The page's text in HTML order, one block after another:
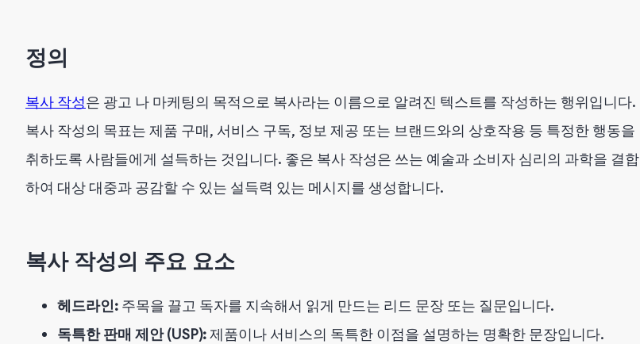
정의
복사 작성은 광고 나 마케팅의 목적으로 복사라는 이름으로 알려진 텍스트를 작성하는 행위입니다.
복사 작성의 목표는 제품 구매, 서비스 구독, 정보 제공 또는 브랜드와의 상호작용 등 특정한 행동을
취하도록 사람들에게 설득하는 것입니다. 좋은 복사 작성은 쓰는 예술과 소비자 심리의 과학을 결합
하여 대상 대중과 공감할 수 있는 설득력 있는 메시지를 생성합니다.
복사 작성의 주요 요소
헤드라인: 주목을 끌고 독자를 지속해서 읽게 만드는 리드 문장 또는 질문입니다.
독특한 판매 제안 (USP):제품이나 서비스의 독특한 이점을 설명하는 명확한 문장입니다.